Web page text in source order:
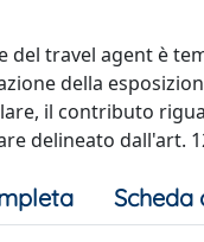
del travel agent è
della
il contributo
delineato dall'art.
Scheda